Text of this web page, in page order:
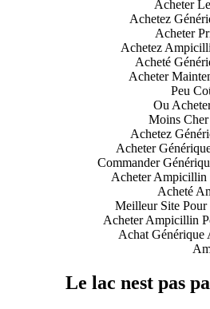
Acheter
Achetez
Acheter
Achetez
Acheté
Acheter
Peu
Ou
Moins
Achetez
Acheter
Commander
Acheter Ampicillin
Acheté
Meilleur Site
Acheter Ampicillin
Achat
Le lac nest pas